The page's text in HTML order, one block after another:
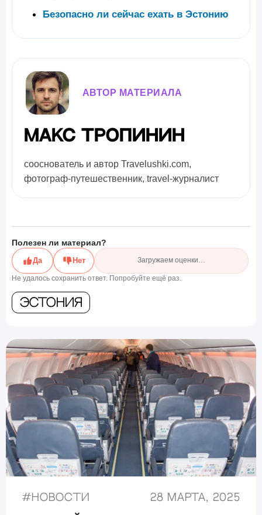
Безопасно ли сейчас ехать в Эстонию
АВТОР МАТЕРИАЛА
Макс Тропинин
сооснователь и автор Travelushki.com,
фотограф-путешественник, travel-журналист
Полезен ли материал?
Да Нет Загружаем оценки…
Не удалось сохранить ответ. Попробуйте ещё раз.
Эстония
#Новости 28 марта, 2025